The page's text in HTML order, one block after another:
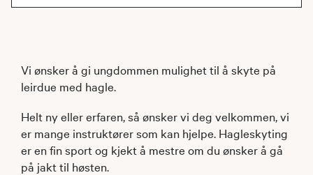
Vi ønsker å gi ungdommen mulighet til å skyte på
leirdue med hagle.
Helt ny eller erfaren, så ønsker vi deg velkommen, vi
er mange instruktører som kan hjelpe. Hagleskyting
er en fin sport og kjekt å mestre om du ønsker å gå
på jakt til høsten.